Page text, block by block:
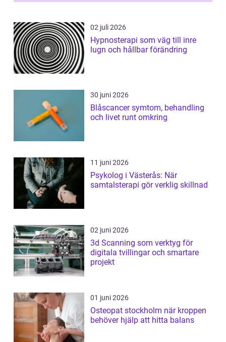
02 juli 2026
Hypnosterapi som väg till inre
lugn och hållbar förändring
30 juni 2026
Blåscancer symtom, behandling
och livet runt omkring
11 juni 2026
Psykolog i Västerås: När
samtalsterapi gör verklig skillnad
02 juni 2026
3d Scanning som verktyg för
digitala tvillingar och smartare
projekt
01 juni 2026
Osteopat stockholm när kroppen
behöver hjälp att hitta balans